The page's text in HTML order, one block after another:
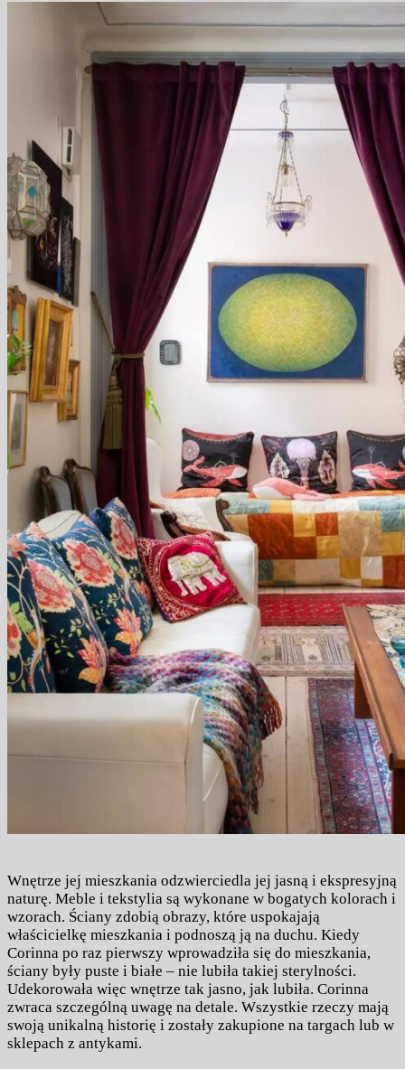
Wnętrze jej mieszkania odzwierciedla jej jasną i ekspresyjną
naturę. Meble i tekstylia są wykonane w bogatych kolorach i
wzorach. Ściany zdobią obrazy, które uspokajają
właścicielkę mieszkania i podnoszą ją na duchu. Kiedy
Corinna po raz pierwszy wprowadziła się do mieszkania,
ściany były puste i białe – nie lubiła takiej sterylności.
Udekorowała więc wnętrze tak jasno, jak lubiła. Corinna
zwraca szczególną uwagę na detale. Wszystkie rzeczy mają
swoją unikalną historię i zostały zakupione na targach lub w
sklepach z antykami.